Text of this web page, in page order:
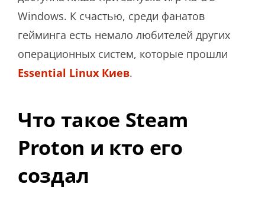
Windows. К счастью, среди фанатов
гейминга есть немало любителей других
операционных систем, которые прошли
Essential Linux Киев.
Что такое Steam
Proton и кто его
создал